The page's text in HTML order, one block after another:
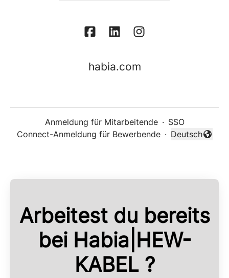
habia.com
Anmeldung für Mitarbeitende · SSO
Connect-Anmeldung für Bewerbende ·
Sprache
Deutsch
Arbeitest du bereits
bei Habia|HEW-
KABEL ?